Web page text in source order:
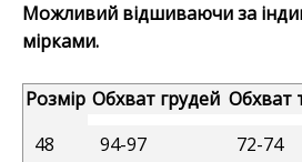
Можливий відшиваючи за
мірками.
Розмір Обхват грудей Обхват
48
94-97 72-74